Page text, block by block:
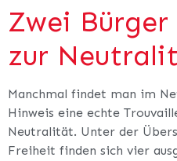
Zwei Bürger
zur
Manchmal findet man im
Hinweis eine echte
Neutralität. Unter der
Freiheit finden sich vier